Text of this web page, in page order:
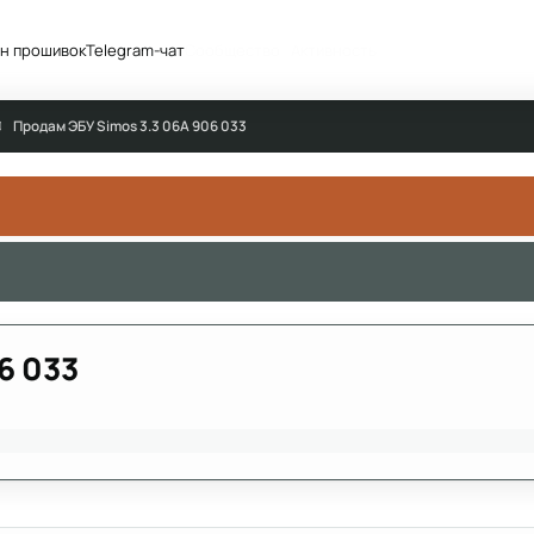
прошивокTelegram-чатСообщество
Продам ЭБУ Simos 3.3 06A 906 033
033